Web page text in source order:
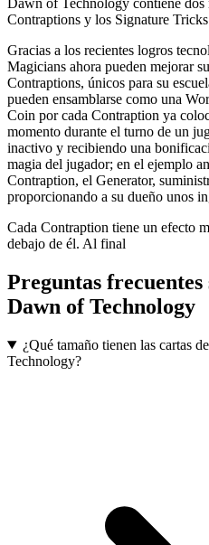
Dawn of Technology contiene
Contraptions y los Signature
Gracias a los recientes logros
Magicians ahora pueden mejorar
Contraptions, únicos para su
pueden ensamblarse como una
Coin por cada Contraption ya
momento durante el turno de un
inactivo y recibiendo una
magia del jugador; en el ejemplo
Contraption, el Generator,
proporcionando a su dueño unos
Cada Contraption tiene un efecto
debajo de él. Al final
Preguntas frecuentes
Dawn of Technology
¿Qué tamaño tienen las cartas
Technology?